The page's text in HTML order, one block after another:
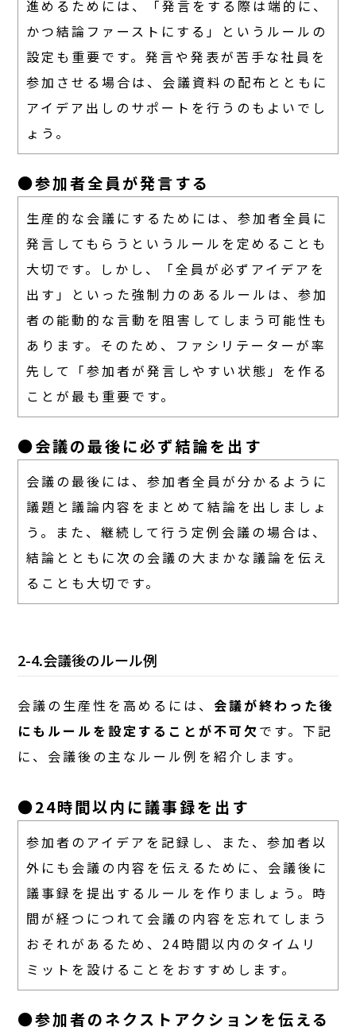
進めるためには、「発言をする際は端的に、
かつ結論ファーストにする」というルールの
設定も重要です。発言や発表が苦手な社員を
参加させる場合は、会議資料の配布とともに
アイデア出しのサポートを行うのもよいでし
ょう。
●参加者全員が発言する
生産的な会議にするためには、参加者全員に
発言してもらうというルールを定めることも
大切です。しかし、「全員が必ずアイデアを
出す」といった強制力のあるルールは、参加
者の能動的な言動を阻害してしまう可能性も
あります。そのため、ファシリテーターが率
先して「参加者が発言しやすい状態」を作る
ことが最も重要です。
●会議の最後に必ず結論を出す
会議の最後には、参加者全員が分かるように
議題と議論内容をまとめて結論を出しましょ
う。また、継続して行う定例会議の場合は、
結論とともに次の会議の大まかな議論を伝え
ることも大切です。
2-4.会議後のルール例
会議の生産性を高めるには、 会議が終わった後
にもルールを設定することが不可欠です。下記
に、会議後の主なルール例を紹介します。
●24時間以内に議事録を出す
参加者のアイデアを記録し、また、参加者以
外にも会議の内容を伝えるために、会議後に
議事録を提出するルールを作りましょう。時
間が経つにつれて会議の内容を忘れてしまう
おそれがあるため、24時間以内のタイムリ
ミットを設けることをおすすめします。
●参加者のネクストアクションを伝える